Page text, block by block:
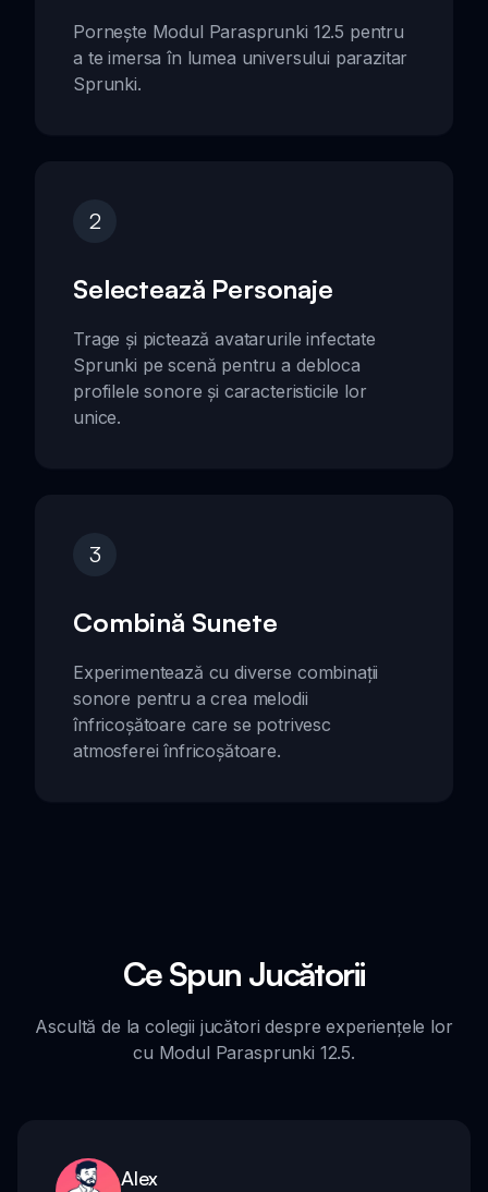
Pornește Modul Parasprunki 12.5 pentru
a te imersa în lumea universului parazitar
Sprunki.
2
Selectează Personaje
Trage și pictează avatarurile infectate
Sprunki pe scenă pentru a debloca
profilele sonore și caracteristicile lor
unice.
3
Combină Sunete
Experimentează cu diverse combinații
sonore pentru a crea melodii
înfricoșătoare care se potrivesc
atmosferei înfricoșătoare.
Ce Spun Jucătorii
Ascultă de la colegii jucători despre experiențele lor
cu Modul Parasprunki 12.5.
Alex